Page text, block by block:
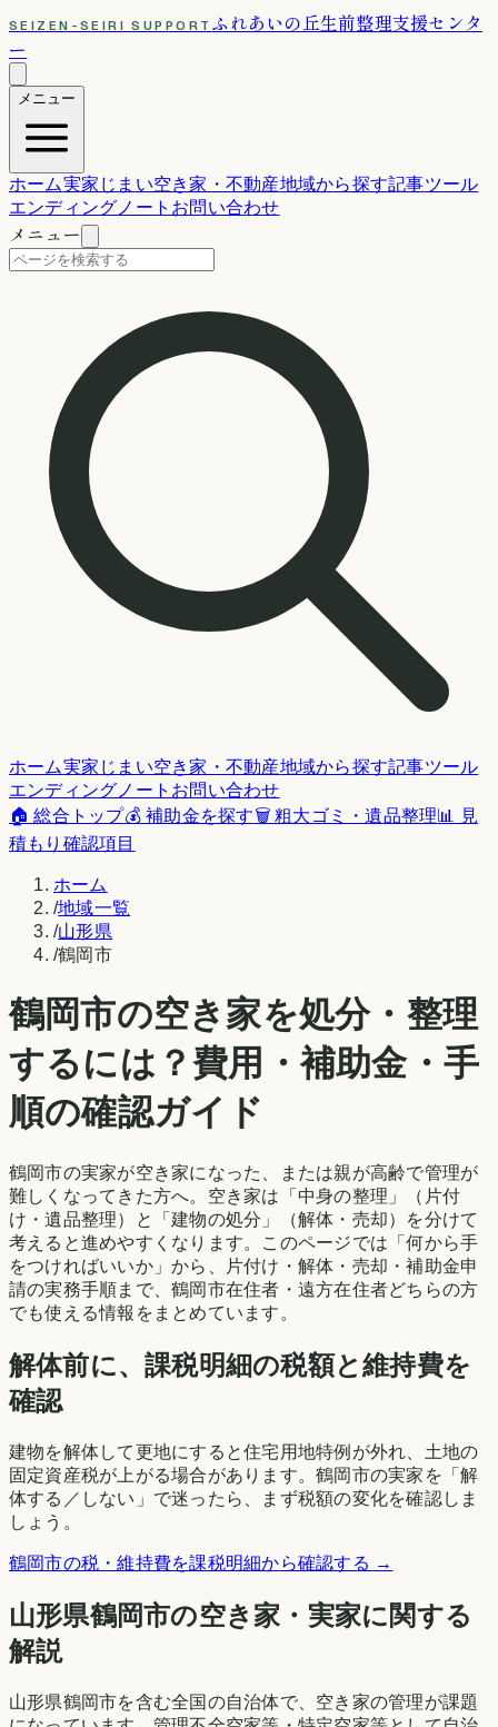
SEIZEN-SEIRI SUPPORT ふれあいの丘生前整理支援センタ
ー
メニュー
ホーム実家じまい空き家・不動産地域から探す記事ツール
エンディングノート お問い合わせ
メニュー
ホーム実家じまい空き家・不動産地域から探す記事ツール
エンディングノート お問い合わせ
🏠 総合トップ💰 補助金を探す🗑️ 粗大ゴミ・遺品整理📊 見
積もり確認項目
ホーム
/地域一覧
/山形県
/鶴岡市
鶴岡市の空き家を処分・整理
するには？費用・補助金・手
順の確認ガイド
鶴岡市の実家が空き家になった、または親が高齢で管理が
難しくなってきた方へ。空き家は「中身の整理」（片付
け・遺品整理）と「建物の処分」（解体・売却）を分けて
考えると進めやすくなります。このページでは「何から手
をつければいいか」から、片付け・解体・売却・補助金申
請の実務手順まで、鶴岡市在住者・遠方在住者どちらの方
でも使える情報をまとめています。
解体前に、課税明細の税額と維持費を
確認
建物を解体して更地にすると住宅用地特例が外れ、土地の
固定資産税が上がる場合があります。鶴岡市の実家を「解
体する／しない」で迷ったら、まず税額の変化を確認しま
しょう。
鶴岡市の税・維持費を課税明細から確認する →
山形県鶴岡市の空き家・実家に関する
解説
山形県鶴岡市を含む全国の自治体で、空き家の管理が課題